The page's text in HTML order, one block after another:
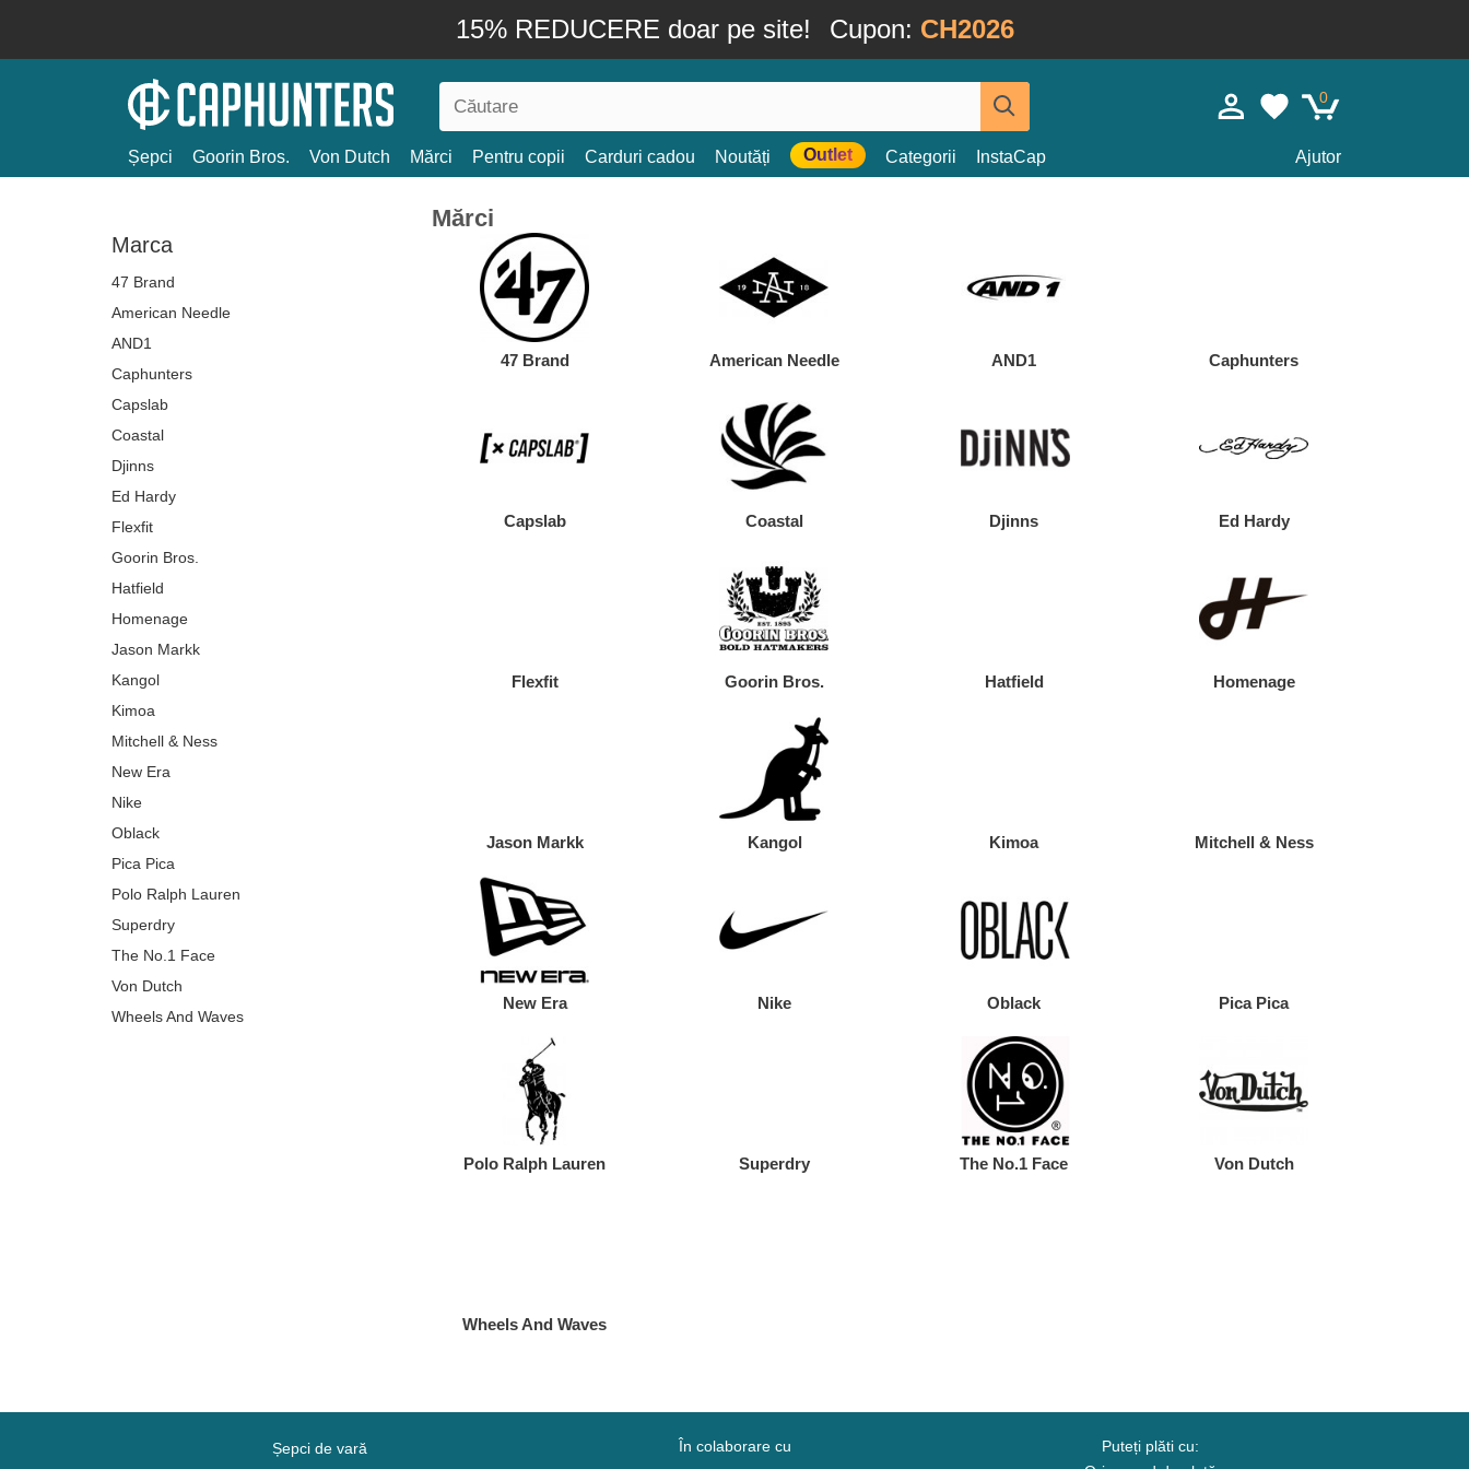
15% REDUCERE doar pe site! Cupon: CH2026
0
Șepci Goorin Bros. Von Dutch Mărci Pentru copii Carduri cadou Noutăți Outlet Categorii InstaCap Ajutor
Marca
47 Brand
American Needle
AND1
Caphunters
Capslab
Coastal
Djinns
Ed Hardy
Flexfit
Goorin Bros.
Hatfield
Homenage
Jason Markk
Kangol
Kimoa
Mitchell & Ness
New Era
Nike
Oblack
Pica Pica
Polo Ralph Lauren
Superdry
The No.1 Face
Von Dutch
Wheels And Waves
Mărci
47 Brand American Needle AND1 Caphunters
Capslab Coastal Djinns Ed Hardy
Flexfit Goorin Bros. Hatfield Homenage
Jason Markk Kangol Kimoa Mitchell & Ness
New Era Nike Oblack Pica Pica
Polo Ralph Lauren Superdry The No.1 Face Von Dutch
Wheels And Waves
Șepci de vară
În colaborare cu
Puteți plăti cu: